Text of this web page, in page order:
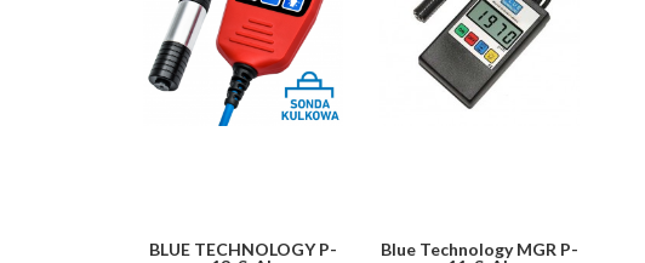
BLUE TECHNOLOGY P-
Blue Technology MGR P-